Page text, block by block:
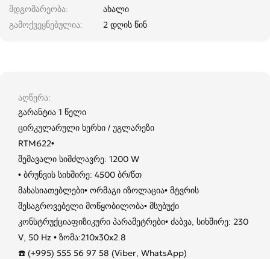
მდგომარეობა
ახალი
გამოქვეყნებულია
2 დღის წინ
აღწერა
გარანტია 1 წელი
ცირკულარული ხერხი / უგლარეზი
RTM622•
შემავალი სიმძლავრე: 1200 W
• ბრუნვის სიხშირე: 4500 ბრ/წთ
მახასიათებლები• ორმაგი იზოლაცია• მტვრის
შესაგროვებელი მოწყობილობა• მსუბუქი
კონსტრუქციაფიზიკური პარამეტრები• ძაბვა, სიხშირე: 230
V, 50 Hz • ზომა:210x30x2.8
☎️ (+995) 555 56 97 58 (Viber, WhatsApp)